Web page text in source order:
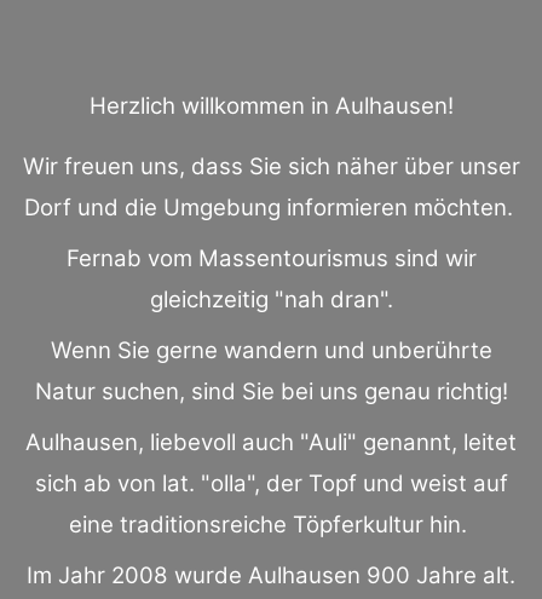
Herzlich willkommen in Aulhausen!
Wir freuen uns, dass Sie sich näher über unser
Dorf und die Umgebung informieren möchten.
Fernab vom Massentourismus sind wir
gleichzeitig "nah dran".
Wenn Sie gerne wandern und unberührte
Natur suchen, sind Sie bei uns genau richtig!
Aulhausen, liebevoll auch "Auli" genannt, leitet
sich ab von lat. "olla", der Topf und weist auf
eine traditionsreiche Töpferkultur hin.
Im Jahr 2008 wurde Aulhausen 900 Jahre alt.